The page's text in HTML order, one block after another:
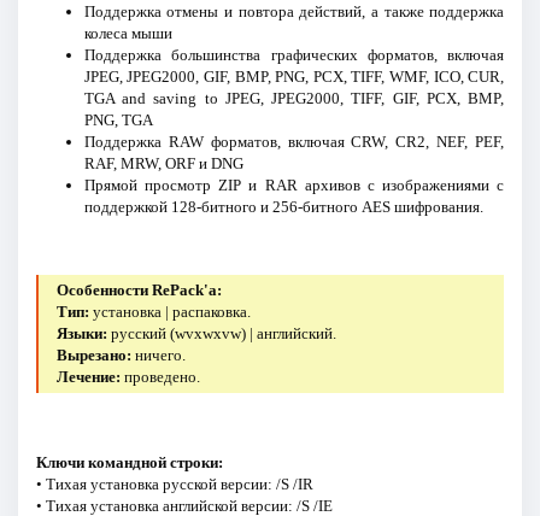
Поддержка отмены и повтора действий, а также поддержка
колеса мыши
Поддержка большинства графических форматов, включая
JPEG, JPEG2000, GIF, BMP, PNG, PCX, TIFF, WMF, ICO, CUR,
TGA and saving to JPEG, JPEG2000, TIFF, GIF, PCX, BMP,
PNG, TGA
Поддержка RAW форматов, включая CRW, CR2, NEF, PEF,
RAF, MRW, ORF и DNG
Прямой просмотр ZIP и RAR архивов с изображениями с
поддержкой 128-битного и 256-битного AES шифрования.
Особенности RePack'a:
Тип: установка | распаковка.
Языки: русский (wvxwxvw) | английский.
Вырезано: ничего.
Лечение: проведено.
Ключи командной строки:
• Тихая установка русской версии: /S /IR
• Тихая установка английской версии: /S /IE